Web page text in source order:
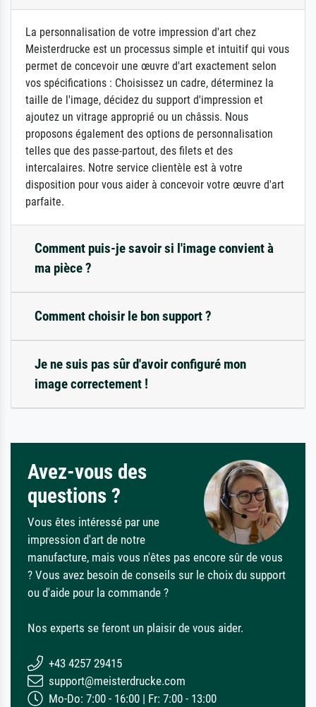
La personnalisation de votre impression d'art chez
Meisterdrucke est un processus simple et intuitif qui vous
permet de concevoir une œuvre d'art exactement selon
vos spécifications : Choisissez un cadre, déterminez la
taille de l'image, décidez du support d'impression et
ajoutez un vitrage approprié ou un châssis. Nous
proposons également des options de personnalisation
telles que des passe-partout, des filets et des
intercalaires. Notre service clientèle est à votre
disposition pour vous aider à concevoir votre œuvre d'art
parfaite.
Comment puis-je savoir si l'image convient à
ma pièce ?
Comment choisir le bon support ?
Je ne suis pas sûr d'avoir configuré mon
image correctement !
Avez-vous des
questions ?
Vous êtes intéressé par une
impression d'art de notre
manufacture, mais vous n'êtes pas encore sûr de vous
? Vous avez besoin de conseils sur le choix du support
ou d'aide pour la commande ?
Nos experts se feront un plaisir de vous aider.
+43 4257 29415
support@meisterdrucke.com
Mo-Do: 7:00 - 16:00 | Fr: 7:00 - 13:00